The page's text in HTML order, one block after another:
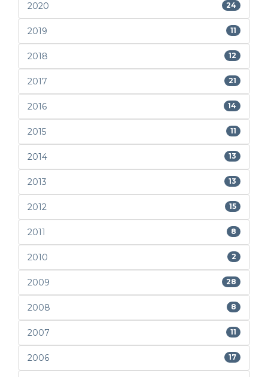
2020 24
2019 11
2018 12
2017 21
2016 14
2015 11
2014 13
2013 13
2012 15
2011 8
2010 2
2009 28
2008 8
2007 11
2006 17